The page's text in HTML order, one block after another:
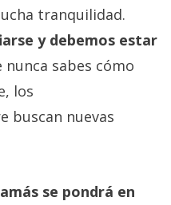
tranquilidad.
y debemos estar
nunca sabes cómo
los
buscan nuevas
se pondrá en